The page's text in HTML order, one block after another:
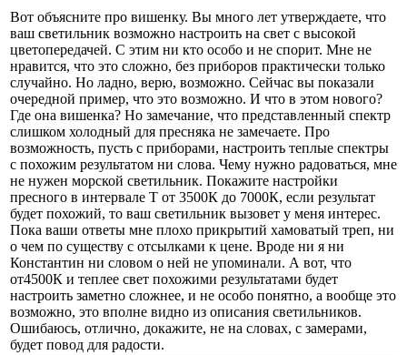
Вот объясните про вишенку. Вы много лет утверждаете, что
ваш светильник возможно настроить на свет с высокой
цветопередачей. С этим ни кто особо и не спорит. Мне не
нравится, что это сложно, без приборов практически только
случайно. Но ладно, верю, возможно. Сейчас вы показали
очередной пример, что это возможно. И что в этом нового?
Где она вишенка? Но замечание, что представленный спектр
слишком холодный для пресняка не замечаете. Про
возможность, пусть с приборами, настроить теплые спектры
с похожим результатом ни слова. Чему нужно радоваться, мне
не нужен морской светильник. Покажите настройки
пресного в интервале Т от 3500К до 7000К, если результат
будет похожий, то ваш светильник вызовет у меня интерес.
Пока ваши ответы мне плохо прикрытий хамоватый треп, ни
о чем по существу с отсылками к цене. Вроде ни я ни
Константин ни словом о ней не упоминали. А вот, что
от4500К и теплее свет похожими результатами будет
настроить заметно сложнее, и не особо понятно, а вообще это
возможно, это вполне видно из описания светильников.
Ошибаюсь, отлично, докажите, не на словах, с замерами,
будет повод для радости.